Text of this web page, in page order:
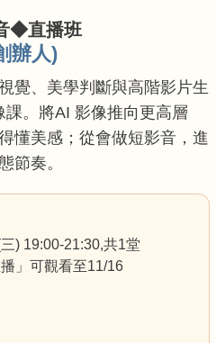
◆直播班
辦人)
覺、美學判斷與高階影片生
。將AI 影像推向更高層
懂美感；從會做短影音，進
節奏。
) 19:00-21:30,共1堂
」可觀看至11/16